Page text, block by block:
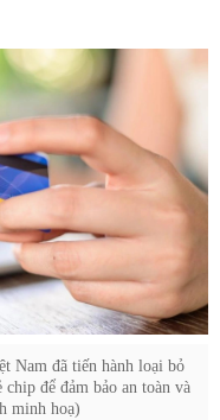
Nam đã tiến hành loại bỏ
để đảm bảo an toàn và
minh hoạ)